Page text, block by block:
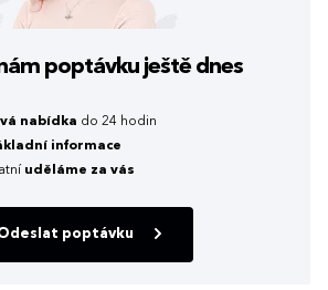
poptávku ještě dnes
nabídka do 24 hodin
informace
uděláme za vás
poptávku